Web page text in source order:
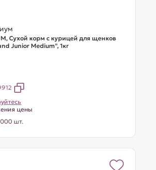
Сухой корм с курицей для щенков
Junior Medium", 1кг
цены
шт.